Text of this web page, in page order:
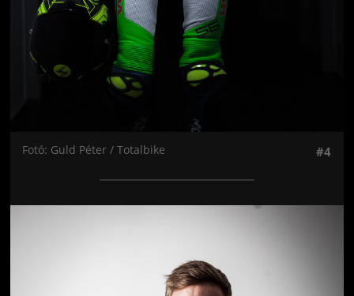
Fotó: Guld Péter / Totalbike #4